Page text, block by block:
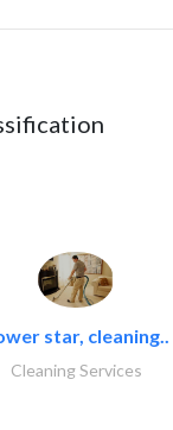
star, cleaning..
Cleaning Services